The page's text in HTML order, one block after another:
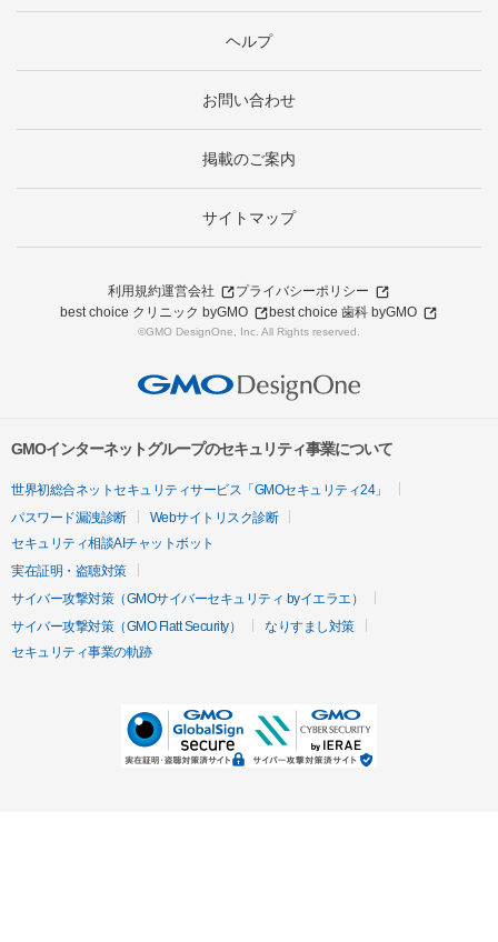
ヘルプ
お問い合わせ
掲載のご案内
サイトマップ
利用規約運営会社
プライバシーポリシー
best choice クリニック byGMO
best choice 歯科 byGMO
©GMO DesignOne, Inc. All Rights reserved.
GMOインターネットグループのセキュリティ事業について
世界初総合ネットセキュリティサービス「GMOセキュリティ24」
パスワード漏洩診断
Webサイトリスク診断
セキュリティ相談AIチャットボット
実在証明・盗聴対策
サイバー攻撃対策（GMOサイバーセキュリティ byイエラエ）
サイバー攻撃対策（GMO Flatt Security）
なりすまし対策
セキュリティ事業の軌跡